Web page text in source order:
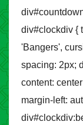
div#clockdiv {
'Bangers',
spacing: 2px;
content:
margin-left: